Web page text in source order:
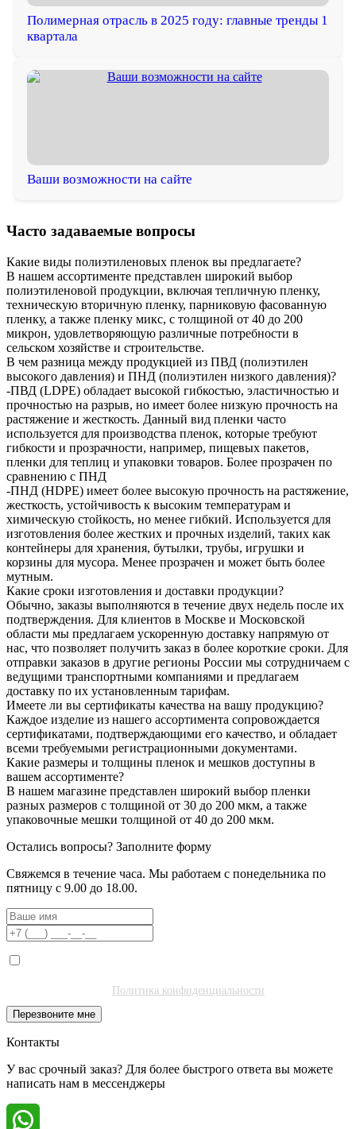
Полимерная отрасль в 2025 году: главные тренды 1
квартала
Ваши возможности на сайте
Часто задаваемые вопросы
Какие виды полиэтиленовых пленок вы предлагаете?
В нашем ассортименте представлен широкий выбор
полиэтиленовой продукции, включая тепличную пленку,
техническую вторичную пленку, парниковую фасованную
пленку, а также пленку микс, с толщиной от 40 до 200
микрон, удовлетворяющую различные потребности в
сельском хозяйстве и строительстве.
В чем разница между продукцией из ПВД (полиэтилен
высокого давления) и ПНД (полиэтилен низкого давления)?
-ПВД (LDPE) обладает высокой гибкостью, эластичностью и
прочностью на разрыв, но имеет более низкую прочность на
растяжение и жесткость. Данный вид пленки часто
используется для производства пленок, которые требуют
гибкости и прозрачности, например, пищевых пакетов,
пленки для теплиц и упаковки товаров. Более прозрачен по
сравнению с ПНД
-ПНД (HDPE) имеет более высокую прочность на растяжение,
жесткость, устойчивость к высоким температурам и
химическую стойкость, но менее гибкий. Используется для
изготовления более жестких и прочных изделий, таких как
контейнеры для хранения, бутылки, трубы, игрушки и
корзины для мусора. Менее прозрачен и может быть более
мутным.
Какие сроки изготовления и доставки продукции?
Обычно, заказы выполняются в течение двух недель после их
подтверждения. Для клиентов в Москве и Московской
области мы предлагаем ускоренную доставку напрямую от
нас, что позволяет получить заказ в более короткие сроки. Для
отправки заказов в другие регионы России мы сотрудничаем с
ведущими транспортными компаниями и предлагаем
доставку по их установленным тарифам.
Имеете ли вы сертификаты качества на вашу продукцию?
Каждое изделие из нашего ассортимента сопровождается
сертификатами, подтверждающими его качество, и обладает
всеми требуемыми регистрационными документами.
Какие размеры и толщины пленок и мешков доступны в
вашем ассортименте?
В нашем магазине представлен широкий выбор пленки
разных размеров с толщиной от 30 до 200 мкм, а также
упаковочные мешки толщиной от 40 до 200 мкм.
Остались вопросы? Заполните форму
Свяжемся в течение часа. Мы работаем с понедельника по
пятницу с 9.00 до 18.00.
Политика конфиденциальности
Перезвоните мне
Контакты
У вас срочный заказ? Для более быстрого ответа вы можете
написать нам в мессенджеры